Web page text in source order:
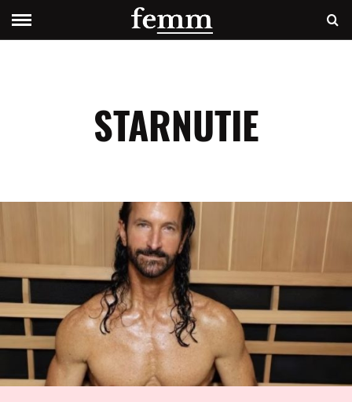
STARNUTIE